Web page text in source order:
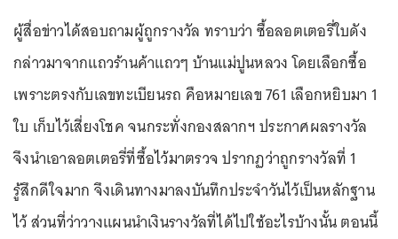
ผู้สื่อข่าวได้สอบถามผู้ถูกรางวัล ทราบว่า ซื้อลอตเตอรี่ใบดัง
กล่าวมาจากแถวร้านค้าแถวๆ บ้านแม่ปูนหลวง โดยเลือกซื้อ
เพราะตรงกับเลขทะเบียนรถ คือหมายเลข 761 เลือกหยิบมา 1
ใบ เก็บไว้เสี่ยงโชค จนกระทั่งกองสลากฯ ประกาศผลรางวัล
จึงนำเอาลอตเตอรี่ที่ซื้อไว้มาตรวจ ปรากฏว่าถูกรางวัลที่ 1
รู้สึกดีใจมาก จึงเดินทางมาลงบันทึกประจำวันไว้เป็นหลักฐาน
ไว้ ส่วนที่ว่าวางแผนนำเงินรางวัลที่ได้ไปใช้อะไรบ้างนั้น ตอนนี้